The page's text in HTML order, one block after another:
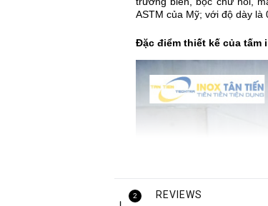
ASTM của Mỹ; với độ dày là
Đặc điểm thiết kế của tấm
2 REVIEWS